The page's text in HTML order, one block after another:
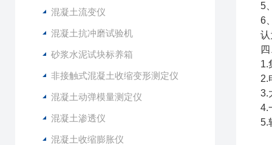
混凝土流变仪
混凝土抗冲磨试验机
砂浆水泥试块标养箱
非接触式混凝土收缩变形测定仪
混凝土动弹模量测定仪
混凝土渗透仪
混凝土收缩膨胀仪
5
6
认
1.
2.
3.
4.
5.